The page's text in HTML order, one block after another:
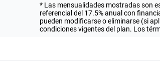
* Las mensualidades mostradas son
referencial del 17.5% anual con
pueden modificarse o eliminarse (si
condiciones vigentes del plan. Los